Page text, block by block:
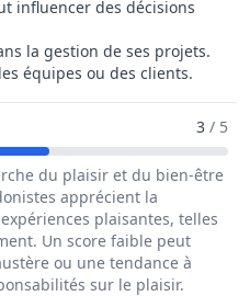
influencer des décisions
la gestion de ses projets.
équipes ou des clients.
De Chargé / 3 / 5
du plaisir et du bien-être
apprécient la
plaisantes, telles
Un score faible peut
ou une tendance à
sur le plaisir.